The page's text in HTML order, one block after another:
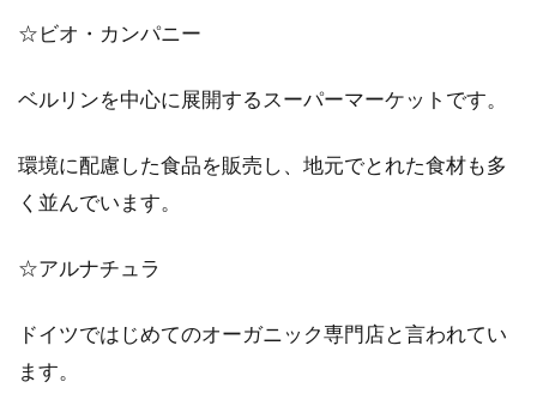
☆ビオ・カンパニー
ベルリンを中心に展開するスーパーマーケットです。
環境に配慮した食品を販売し、地元でとれた食材も多
く並んでいます。
☆アルナチュラ
ドイツではじめてのオーガニック専門店と言われてい
ます。